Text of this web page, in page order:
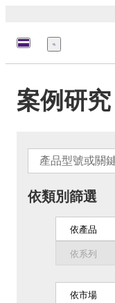
選
單
案例研究
依類別篩選